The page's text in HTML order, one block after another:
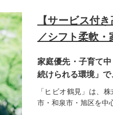
【サービス付
／シフト柔軟
家庭優先・子育て
続けられる環境」
「ヒビオ鶴見」は、
市・和泉市・旭区を中